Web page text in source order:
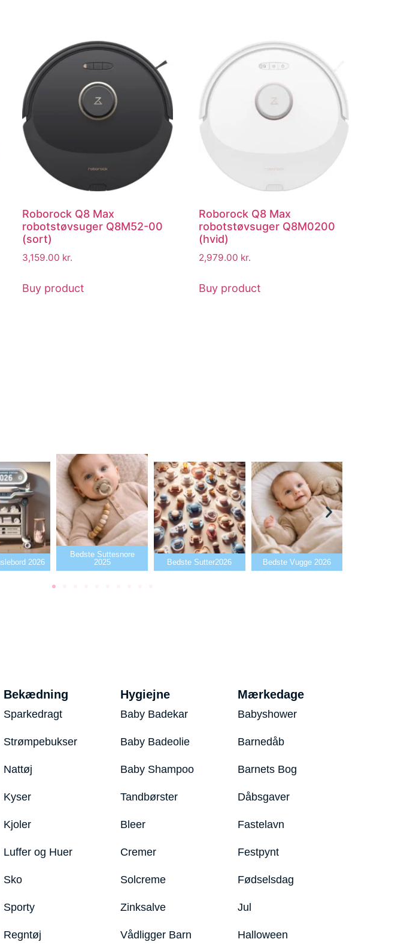
Roborock Q8 Max
robotstøvsuger Q8M52-00
(sort)
3,159.00 kr.
Buy product
Roborock Q8 Max
robotstøvsuger Q8M0200
(hvid)
2,979.00 kr.
Buy product
2026
Bedste Suttesnore
Bedste Sutter2026 Bedste Vugge 2026
Bedste Babyalarm
Bekædning
Sparkedragt
Strømpebukser
Nattøj
Kyser
Kjoler
Luffer og Huer
Sko
Sporty
Regntøj
Hygiejne
Baby Badekar
Baby Badeolie
Baby Shampoo
Tandbørster
Bleer
Cremer
Solcreme
Zinksalve
Vådligger Barn
Mærkedage
Babyshower
Barnedåb
Barnets Bog
Dåbsgaver
Fastelavn
Festpynt
Fødselsdag
Jul
Halloween